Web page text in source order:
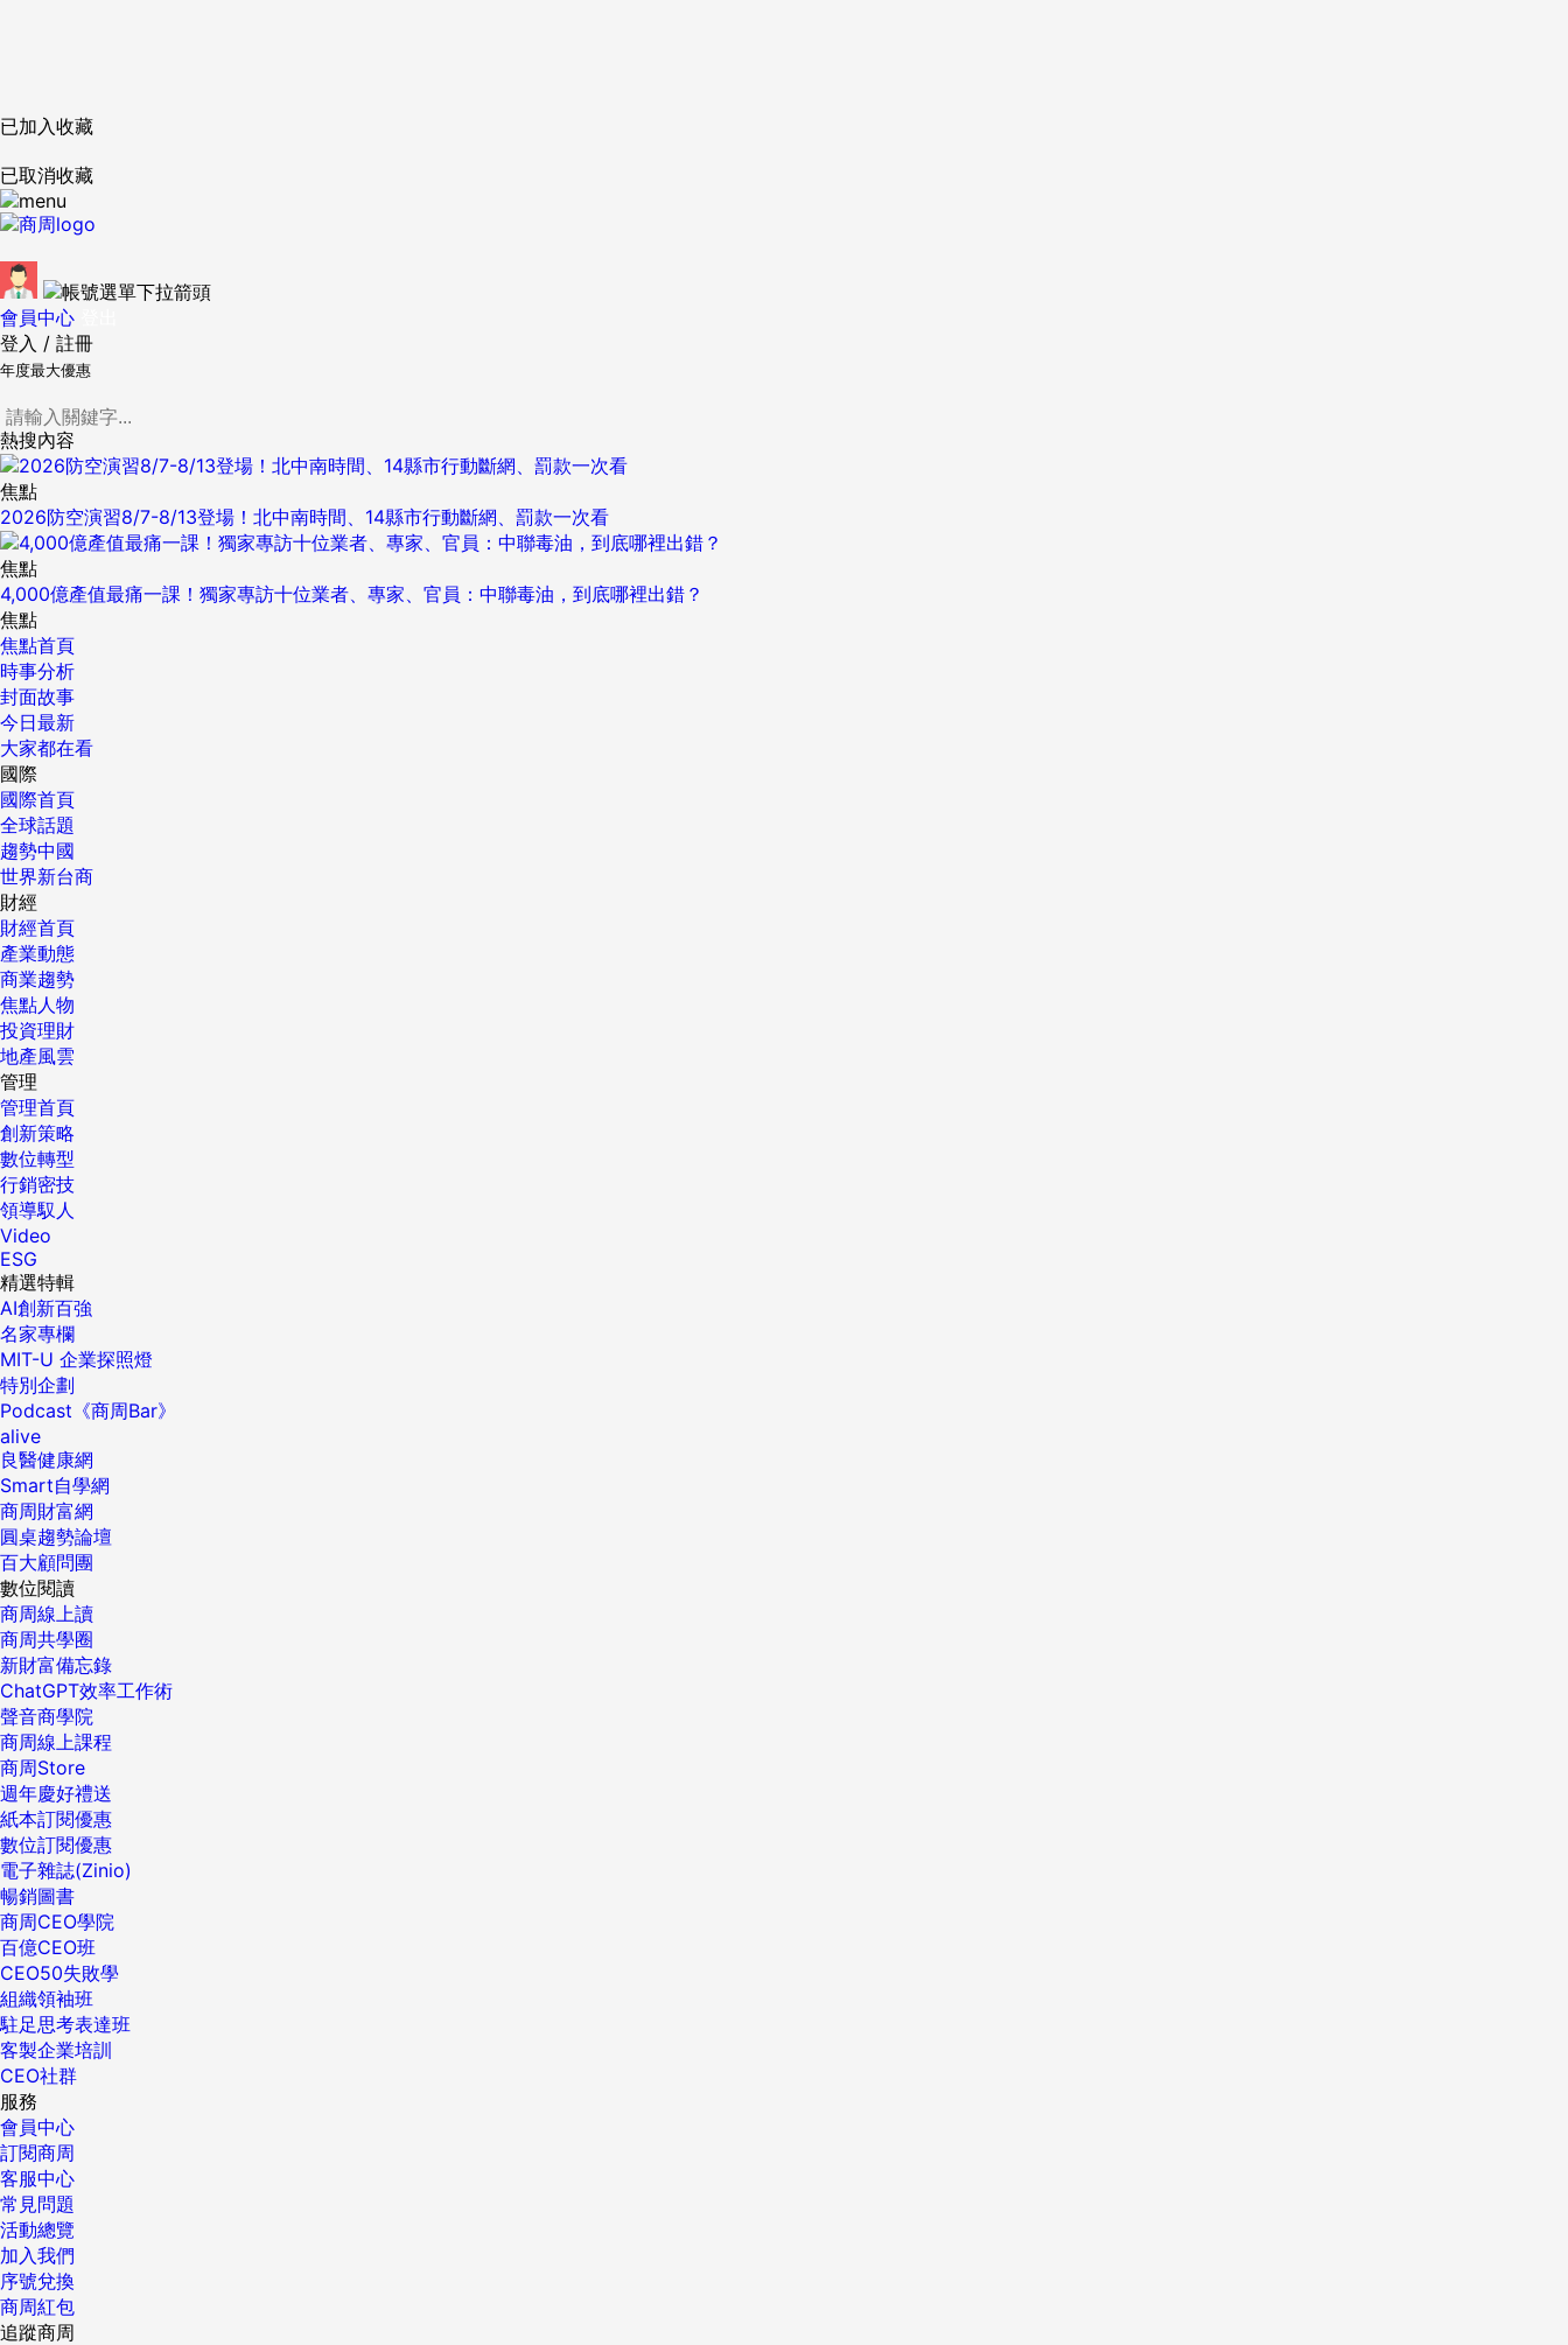
已加入收藏
已取消收藏
會員中心
登入 / 註冊
年度最大優惠
熱搜內容
焦點
2026防空演習8/7-8/13登場！北中南時間、14縣市行動斷網、罰款一次看
焦點
4,000億產值最痛一課！獨家專訪十位業者、專家、官員：中聯毒油，到底哪裡出錯？
焦點
焦點首頁
時事分析
封面故事
今日最新
大家都在看
國際
國際首頁
全球話題
趨勢中國
世界新台商
財經
財經首頁
產業動態
商業趨勢
焦點人物
投資理財
地產風雲
管理
管理首頁
創新策略
數位轉型
行銷密技
領導馭人
Video
ESG
精選特輯
AI創新百強
名家專欄
MIT-U 企業探照燈
特別企劃
Podcast《商周Bar》
alive
良醫健康網
Smart自學網
商周財富網
圓桌趨勢論壇
百大顧問團
數位閱讀
商周線上讀
商周共學圈
新財富備忘錄
ChatGPT效率工作術
聲音商學院
商周線上課程
商周Store
週年慶好禮送
紙本訂閱優惠
數位訂閱優惠
電子雜誌(Zinio)
暢銷圖書
商周CEO學院
百億CEO班
CEO50失敗學
組織領袖班
駐足思考表達班
客製企業培訓
CEO社群
服務
會員中心
訂閱商周
客服中心
常見問題
活動總覽
加入我們
序號兌換
商周紅包
追蹤商周